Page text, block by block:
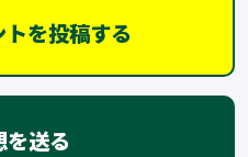
を投稿する
を送る